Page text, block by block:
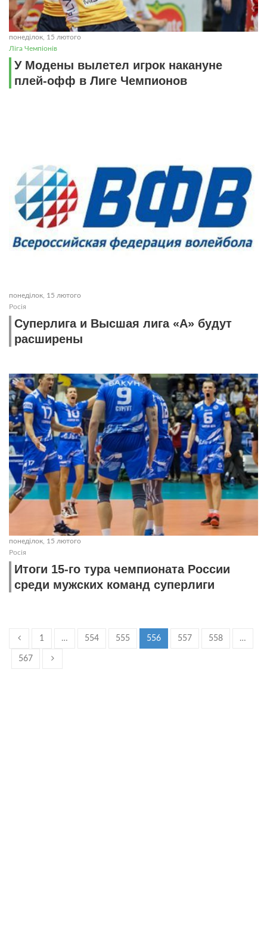
понеділок, 15 лютого
Ліга Чемпіонів
У Модены вылетел игрок накануне
плей-офф в Лиге Чемпионов
понеділок, 15 лютого
Росія
Суперлига и Высшая лига «А» будут
расширены
понеділок, 15 лютого
Росія
Итоги 15-го тура чемпионата России
среди мужских команд суперлиги
1 … 554 555 556 557 558 …
567